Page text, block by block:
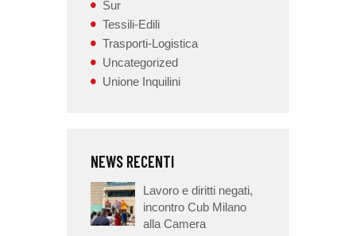
Sur
Tessili-Edili
Trasporti-Logistica
Uncategorized
Unione Inquilini
NEWS RECENTI
Lavoro e diritti negati,
incontro Cub Milano
alla Camera